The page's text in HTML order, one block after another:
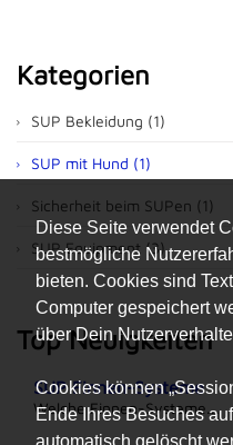
Diese Seite verwendet
bestmögliche
bieten. Cookies sind
Computer gespeichert
über Dein
Cookies können
Ende Ihres Besuches
automatisch gelöscht
Kategorien
SUP Bekleidung (1)
SUP mit Hund (1)
Sicherheit beim SUPen (1)
SUP Equipment (3)
Top Neuigkeiten
SUP Finnen-Systeme
Welche Finnen-Systeme...